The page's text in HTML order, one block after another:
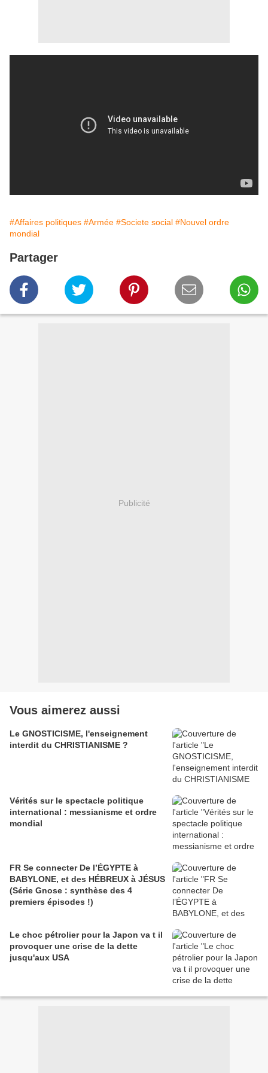
#Affaires politiques #Armée #Societe social #Nouvel ordre
mondial
Partager
Publicité
Vous aimerez aussi
Le GNOSTICISME, l'enseignement
interdit du CHRISTIANISME ?
Vérités sur le spectacle politique
international : messianisme et ordre
mondial
FR Se connecter De l’ÉGYPTE à
BABYLONE, et des HÉBREUX à JÉSUS
(Série Gnose : synthèse des 4
premiers épisodes !)
Le choc pétrolier pour la Japon va t il
provoquer une crise de la dette
jusqu'aux USA